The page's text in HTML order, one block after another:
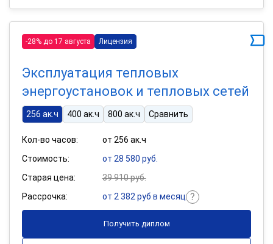
-28% до 17 августа Лицензия
Эксплуатация тепловых
энергоустановок и тепловых сетей
256 ак.ч 400 ак.ч 800 ак.ч Сравнить
Кол-во часов:
от 256 ак.ч
Стоимость:
от 28 580 руб.
Старая цена:
39 910 руб.
Рассрочка:
от 2 382 руб в месяц
Получить диплом